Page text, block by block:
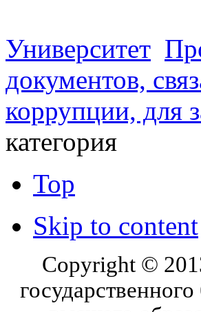
Университет
документов,
коррупции, для
категория
Top
Skip to content
Copyright ©